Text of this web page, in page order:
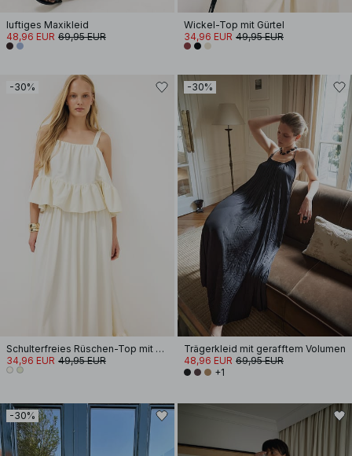
luftiges Maxikleid
48,96 EUR 69,95 EUR
Wickel-Top mit Gürtel
34,96 EUR 49,95 EUR
-30%
Schulterfreies Rüschen-Top mit Schnürung
34,96 EUR 49,95 EUR
-30%
Trägerkleid mit gerafftem Volumen
48,96 EUR 69,95 EUR
+1
-30%